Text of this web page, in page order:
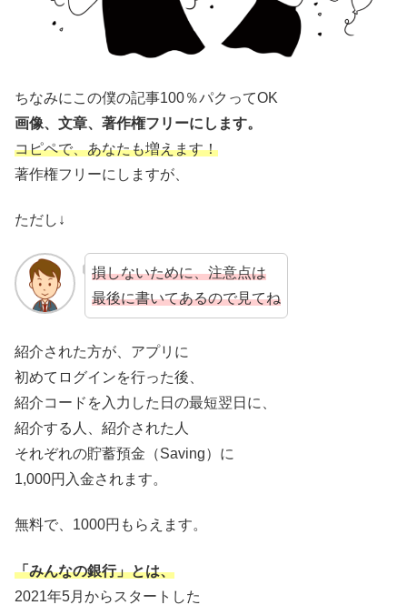
ちなみにこの僕の記事100％パクってOK
画像、文章、著作権フリーにします。
コピペで、あなたも増えます！
著作権フリーにしますが、
ただし↓
損しないために、注意点は
最後に書いてあるので見てね
紹介された方が、アプリに
初めてログインを行った後、
紹介コードを入力した日の最短翌日に、
紹介する人、紹介された人
それぞれの貯蓄預金（Saving）に
1,000円入金されます。
無料で、1000円もらえます。
「みんなの銀行」とは、
2021年5月からスタートした